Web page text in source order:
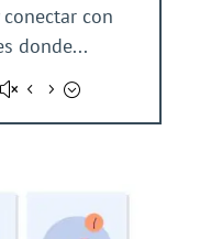
con
donde...